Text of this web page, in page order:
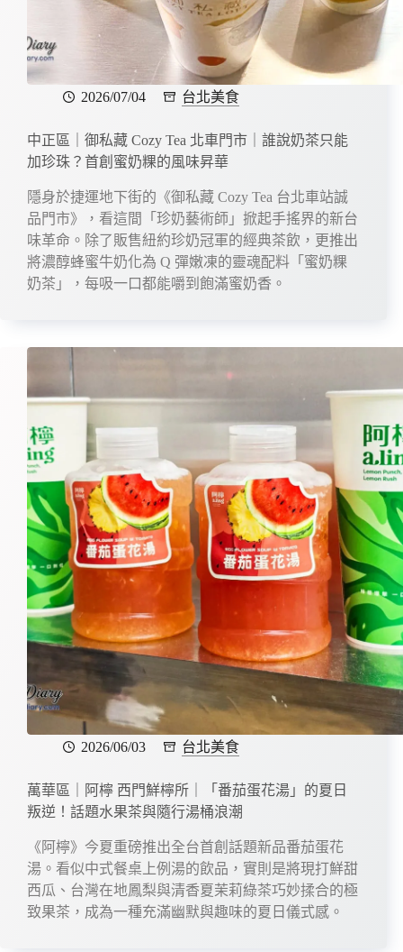
2026/07/04 台北美食
中正區｜御私藏 Cozy Tea 北車門市｜誰說奶茶只能
加珍珠？首創蜜奶粿的風味昇華
隱身於捷運地下街的《御私藏 Cozy Tea 台北車站誠
品門市》，看這間「珍奶藝術師」掀起手搖界的新台
味革命。除了販售紐約珍奶冠軍的經典茶飲，更推出
將濃醇蜂蜜牛奶化為 Q 彈嫩凍的靈魂配料「蜜奶粿
奶茶」，每吸一口都能嚼到飽滿蜜奶香。
2026/06/03 台北美食
萬華區｜阿檸 西門鮮檸所｜「番茄蛋花湯」的夏日
叛逆！話題水果茶與隨行湯桶浪潮
《阿檸》今夏重磅推出全台首創話題新品番茄蛋花
湯。看似中式餐桌上例湯的飲品，實則是將現打鮮甜
西瓜、台灣在地鳳梨與清香夏茉莉綠茶巧妙揉合的極
致果茶，成為一種充滿幽默與趣味的夏日儀式感。